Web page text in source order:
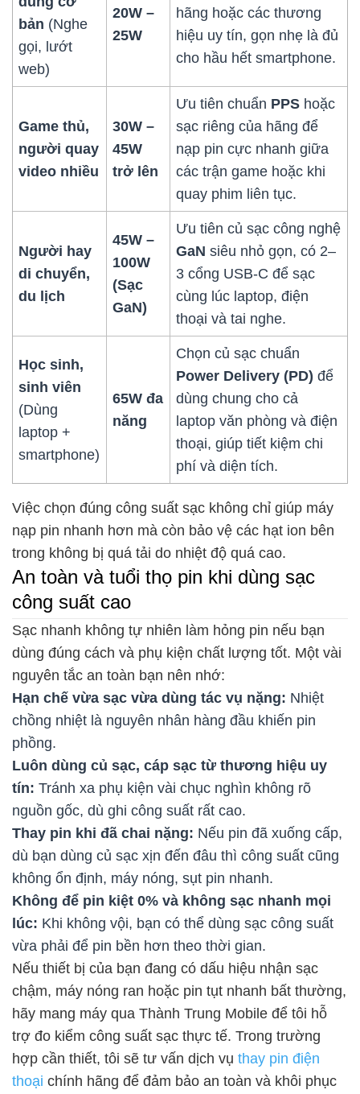
bản (Nghe
gọi, lướt
web)
20W –
25W
hãng hoặc các thương
hiệu uy tín, gọn nhẹ là đủ
cho hầu hết smartphone.
Game thủ,
người quay
video nhiều
30W –
45W
trở lên
Ưu tiên chuẩn PPS hoặc
sạc riêng của hãng để
nạp pin cực nhanh giữa
các trận game hoặc khi
quay phim liên tục.
Người hay
di chuyển,
du lịch
45W –
100W
(Sạc
GaN)
Ưu tiên củ sạc công nghệ
GaN siêu nhỏ gọn, có 2–
3 cổng USB-C để sạc
cùng lúc laptop, điện
thoại và tai nghe.
Học sinh,
sinh viên
(Dùng
laptop +
smartphone)
65W đa
năng
Chọn củ sạc chuẩn
Power Delivery (PD) để
dùng chung cho cả
laptop văn phòng và điện
thoại, giúp tiết kiệm chi
phí và diện tích.
Việc chọn đúng công suất sạc không chỉ giúp máy
nạp pin nhanh hơn mà còn bảo vệ các hạt ion bên
trong không bị quá tải do nhiệt độ quá cao.
An toàn và tuổi thọ pin khi dùng sạc
công suất cao
Sạc nhanh không tự nhiên làm hỏng pin nếu bạn
dùng đúng cách và phụ kiện chất lượng tốt. Một vài
nguyên tắc an toàn bạn nên nhớ:
Hạn chế vừa sạc vừa dùng tác vụ nặng: Nhiệt
chồng nhiệt là nguyên nhân hàng đầu khiến pin
phồng.
Luôn dùng củ sạc, cáp sạc từ thương hiệu uy
tín: Tránh xa phụ kiện vài chục nghìn không rõ
nguồn gốc, dù ghi công suất rất cao.
Thay pin khi đã chai nặng: Nếu pin đã xuống cấp,
dù bạn dùng củ sạc xịn đến đâu thì công suất cũng
không ổn định, máy nóng, sụt pin nhanh.
Không để pin kiệt 0% và không sạc nhanh mọi
lúc: Khi không vội, bạn có thể dùng sạc công suất
vừa phải để pin bền hơn theo thời gian.
Nếu thiết bị của bạn đang có dấu hiệu nhận sạc
chậm, máy nóng ran hoặc pin tụt nhanh bất thường,
hãy mang máy qua Thành Trung Mobile để tôi hỗ
trợ đo kiểm công suất sạc thực tế. Trong trường
hợp cần thiết, tôi sẽ tư vấn dịch vụ thay pin điện
thoại chính hãng để đảm bảo an toàn và khôi phục